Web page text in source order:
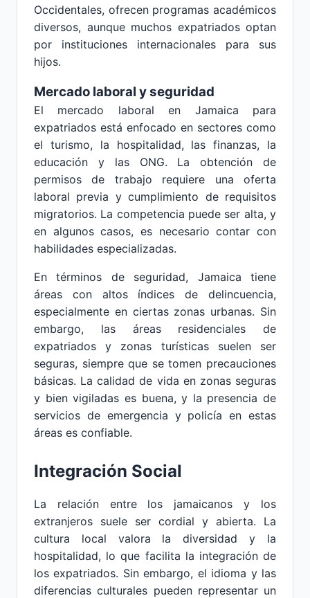
Occidentales, ofrecen programas académicos
diversos, aunque muchos expatriados optan
por instituciones internacionales para sus
hijos.
Mercado laboral y seguridad
El mercado laboral en Jamaica para
expatriados está enfocado en sectores como
el turismo, la hospitalidad, las finanzas, la
educación y las ONG. La obtención de
permisos de trabajo requiere una oferta
laboral previa y cumplimiento de requisitos
migratorios. La competencia puede ser alta, y
en algunos casos, es necesario contar con
habilidades especializadas.
En términos de seguridad, Jamaica tiene
áreas con altos índices de delincuencia,
especialmente en ciertas zonas urbanas. Sin
embargo, las áreas residenciales de
expatriados y zonas turísticas suelen ser
seguras, siempre que se tomen precauciones
básicas. La calidad de vida en zonas seguras
y bien vigiladas es buena, y la presencia de
servicios de emergencia y policía en estas
áreas es confiable.
Integración Social
La relación entre los jamaicanos y los
extranjeros suele ser cordial y abierta. La
cultura local valora la diversidad y la
hospitalidad, lo que facilita la integración de
los expatriados. Sin embargo, el idioma y las
diferencias culturales pueden representar un